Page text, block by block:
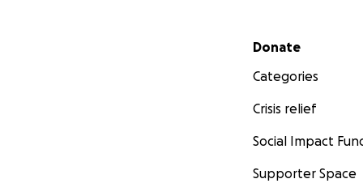
Secondary menu
Donate
Categories
Crisis relief
Social Impact
Supporter Space